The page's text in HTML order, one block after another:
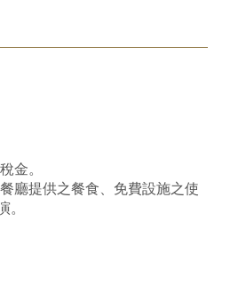
金。
廳提供之餐食、免費設施之使
。